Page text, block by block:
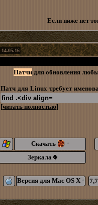
Если ниже нет
14.05.16
Патчи для обновления
Патч для Linux требует
[читать полностью]
Скачать *
Зеркала
Версия для Mac OS X *